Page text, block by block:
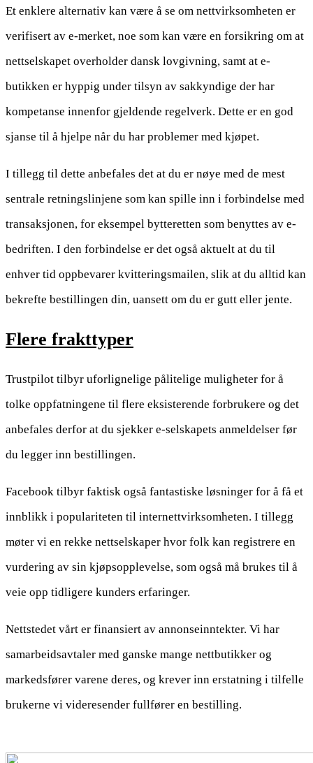
Et enklere alternativ kan være å se om nettvirksomheten er
verifisert av e-merket, noe som kan være en forsikring om at
nettselskapet overholder dansk lovgivning, samt at e-
butikken er hyppig under tilsyn av sakkyndige der har
kompetanse innenfor gjeldende regelverk. Dette er en god
sjanse til å hjelpe når du har problemer med kjøpet.
I tillegg til dette anbefales det at du er nøye med de mest
sentrale retningslinjene som kan spille inn i forbindelse med
transaksjonen, for eksempel bytteretten som benyttes av e-
bedriften. I den forbindelse er det også aktuelt at du til
enhver tid oppbevarer kvitteringsmailen, slik at du alltid kan
bekrefte bestillingen din, uansett om du er gutt eller jente.
Flere frakttyper
Trustpilot tilbyr uforlignelige pålitelige muligheter for å
tolke oppfatningene til flere eksisterende forbrukere og det
anbefales derfor at du sjekker e-selskapets anmeldelser før
du legger inn bestillingen.
Facebook tilbyr faktisk også fantastiske løsninger for å få et
innblikk i populariteten til internettvirksomheten. I tillegg
møter vi en rekke nettselskaper hvor folk kan registrere en
vurdering av sin kjøpsopplevelse, som også må brukes til å
veie opp tidligere kunders erfaringer.
Nettstedet vårt er finansiert av annonseinntekter. Vi har
samarbeidsavtaler med ganske mange nettbutikker og
markedsfører varene deres, og krever inn erstatning i tilfelle
brukerne vi videresender fullfører en bestilling.